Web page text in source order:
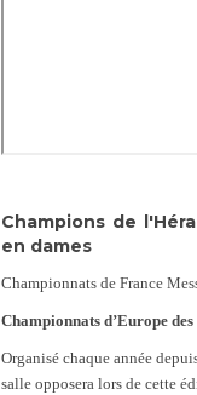
Champions de
en dames
Championnats de France
Championnats d’Europe des
Organisé chaque année
salle opposera lors de cette